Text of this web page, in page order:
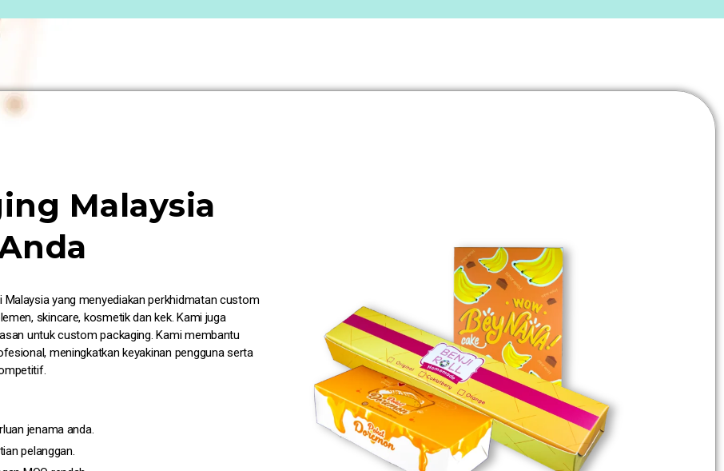
Malaysia
yang menyediakan perkhidmatan custom
skincare, kosmetik dan kek. Kami juga
untuk custom packaging. Kami membantu
meningkatkan keyakinan pengguna serta
jenama anda.
pelanggan.